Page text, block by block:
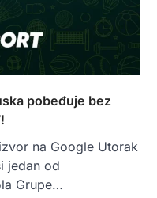
pobeđuje bez
na Google Utorak
jedan od
Grupe…